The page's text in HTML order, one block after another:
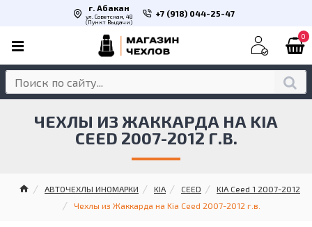
г. Абакан
ул. Советская, 48
(Пункт Выдачи)
+7 (918) 044-25-47
0
АВТОЧЕХЛЫ ИНОМАРКИ KIA CEED
KIA Ceed 1 2007-2012
Чехлы из Жаккарда на Kia Ceed 2007-2012 г.в.
ЧЕХЛЫ ИЗ ЖАККАРДА НА KIA
CEED 2007-2012 Г.В.